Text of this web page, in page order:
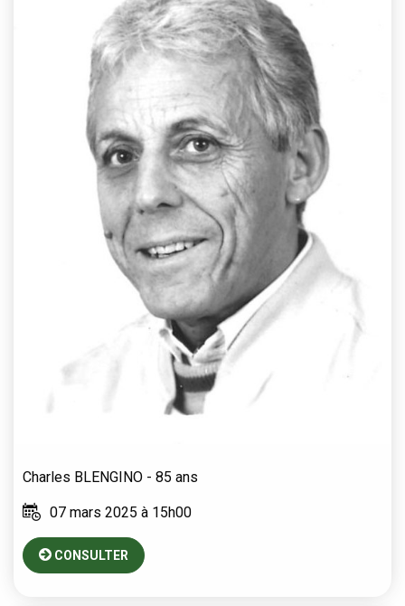
Charles BLENGINO - 85 ans
07 mars 2025 à 15h00
CONSULTER